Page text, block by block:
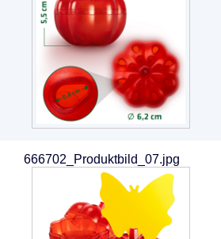
666702_Produktbild_07.jpg